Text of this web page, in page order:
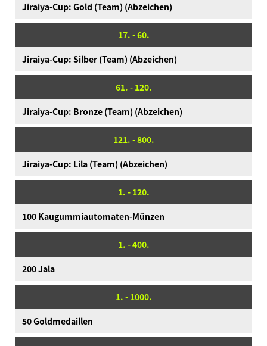
Jiraiya-Cup: Gold (Team) (Abzeichen)
17. - 60.
Jiraiya-Cup: Silber (Team) (Abzeichen)
61. - 120.
Jiraiya-Cup: Bronze (Team) (Abzeichen)
121. - 800.
Jiraiya-Cup: Lila (Team) (Abzeichen)
1. - 120.
100 Kaugummiautomaten-Münzen
1. - 400.
200 Jala
1. - 1000.
50 Goldmedaillen